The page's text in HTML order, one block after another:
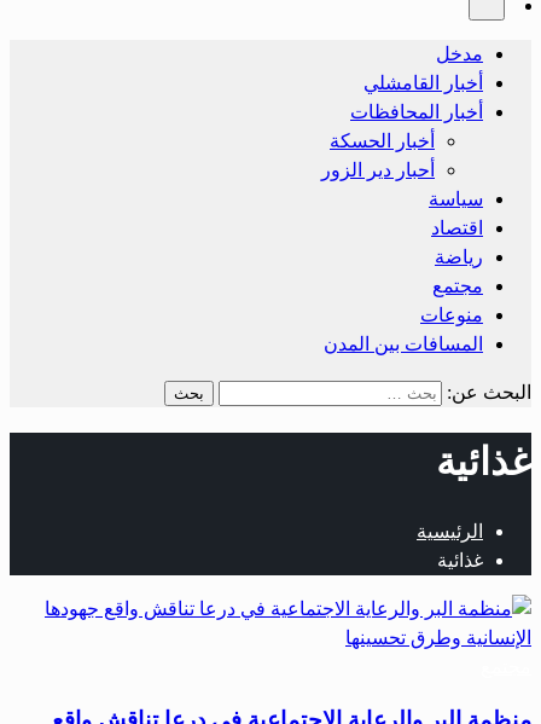
مدخل
أخبار القامشلي
أخبار المحافظات
أخبار الحسكة
أحبار دير الزور
سياسة
اقتصاد
رياضة
مجتمع
منوعات
المسافات بين المدن
البحث عن:
غذائية
الرئيسية
غذائية